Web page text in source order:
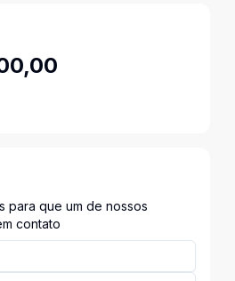
para que um de nossos
contato